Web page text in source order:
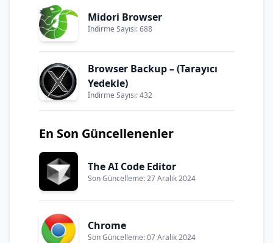
Midori Browser
İndirme Sayısı: 688
Browser Backup – (Tarayıcı
Yedekle)
İndirme Sayısı: 432
En Son Güncellenenler
The AI Code Editor
Son Güncelleme: 27 Aralık 2024
Chrome
Son Güncelleme: 07 Aralık 2024